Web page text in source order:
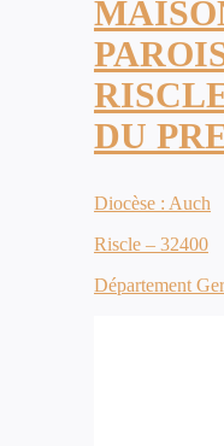
DU
Diocèse : Auch
Riscle – 32400
Département